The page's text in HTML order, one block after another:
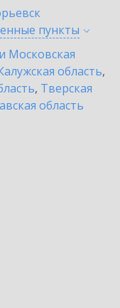
пункты
Московская
область,
, Тверская
область